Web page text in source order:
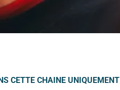
CETTE CHAINE UNIQUEMENT